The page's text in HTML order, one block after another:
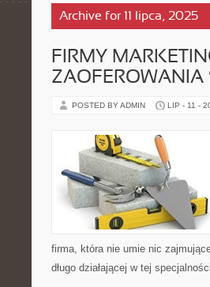
Archive for 11 lipca, 2025
FIRMY
POSTED BY ADMIN LIP - 11 -
firma, która nie umie nic
długo działającej w tej